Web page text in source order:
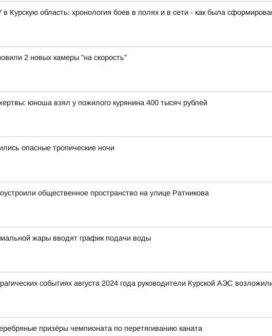
Курскую область: хронология боев в полях и в сети - как была
2 новых камеры "на скорость"
юноша взял у пожилого курянина 400 тысяч рублей
опасные тропические ночи
общественное пространство на улице Ратникова
жары вводят график подачи воды
событиях августа 2024 года руководители Курской АЭС
призёры чемпионата по перетягиванию каната